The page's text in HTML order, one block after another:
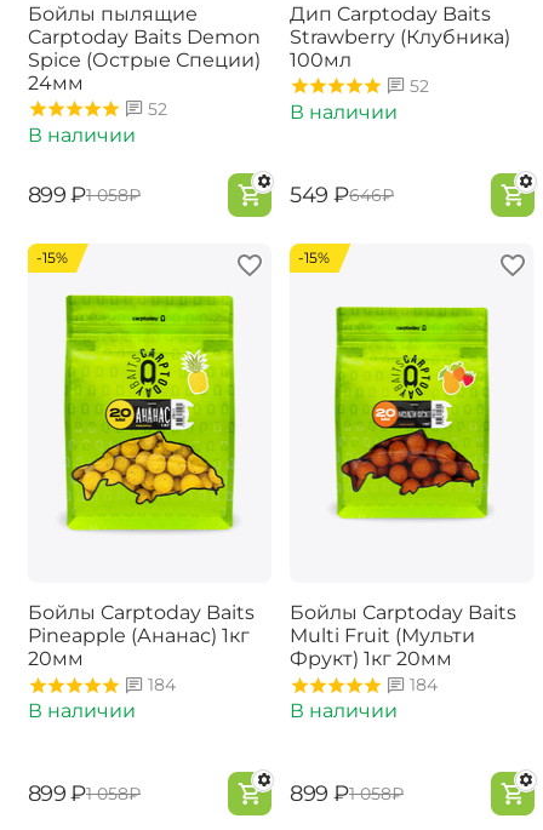
Бойлы пылящие
Carptoday Baits Demon
Spice (Острые Специи)
24мм
52
В наличии
‍899‍ ₽‍1 058‍₽
Дип Carptoday Baits
Strawberry (Клубника)
100мл
52
В наличии
‍549‍ ₽‍646‍₽
-15%
Бойлы Carptoday Baits
Pineapple (Ананас) 1кг
20мм
184
В наличии
‍899‍ ₽‍1 058‍₽
-15%
Бойлы Carptoday Baits
Multi Fruit (Мульти
Фрукт) 1кг 20мм
184
В наличии
‍899‍ ₽‍1 058‍₽